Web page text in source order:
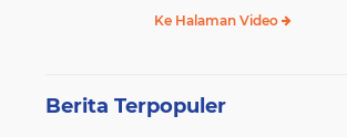
Ke Halaman Video
Berita Terpopuler